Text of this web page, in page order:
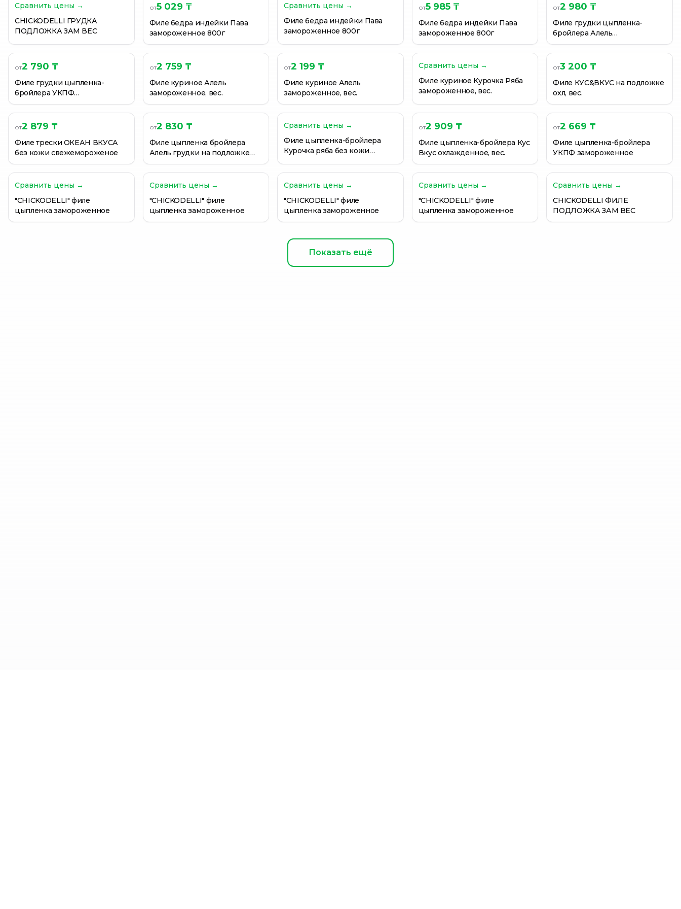
Сравнить цены →
CHICKODELLI ГРУДКА
ПОДЛОЖКА ЗАМ ВЕС
от5 029 ₸
Филе бедра индейки Пава
замороженное 800г
Сравнить цены →
Филе бедра индейки Пава
замороженное 800г
от5 985 ₸
Филе бедра индейки Пава
замороженное 800г
от2 980 ₸
Филе грудки цыпленка-
бройлера Алель
замороженное
от2 790 ₸
Филе грудки цыпленка-
бройлера УКПФ
замороженное
от2 759 ₸
Филе куриное Алель
замороженное, вес.
от2 199 ₸
Филе куриное Алель
замороженное, вес.
Сравнить цены →
Филе куриное Курочка Ряба
замороженное, вес.
от3 200 ₸
Филе КУС&ВКУС на подложке
охл, вес.
от2 879 ₸
Филе трески ОКЕАН ВКУСА
без кожи свежемороженое
от2 830 ₸
Филе цыпленка бройлера
Алель грудки на подложке
охлажденные, вес.
Сравнить цены →
Филе цыпленка-бройлера
Курочка ряба без кожи
от2 909 ₸
Филе цыпленка-бройлера Кус
Вкус охлажденное, вес.
от2 669 ₸
Филе цыпленка-бройлера
УКПФ замороженное
Сравнить цены →
"CHICKODELLI" филе
цыпленка замороженное
Сравнить цены →
"CHICKODELLI" филе
цыпленка замороженное
Сравнить цены →
"CHICKODELLI" филе
цыпленка замороженное
Сравнить цены →
"CHICKODELLI" филе
цыпленка замороженное
Сравнить цены →
CHICKODELLI ФИЛЕ
ПОДЛОЖКА ЗАМ ВЕС
Показать ещё
"CHICKODELLI" филе цыпленка замороженное
"CHICKODELLI" филе цыпленка замороженное
CHICKODELLI ФИЛЕ ПОДЛОЖКА ЗАМ ВЕС